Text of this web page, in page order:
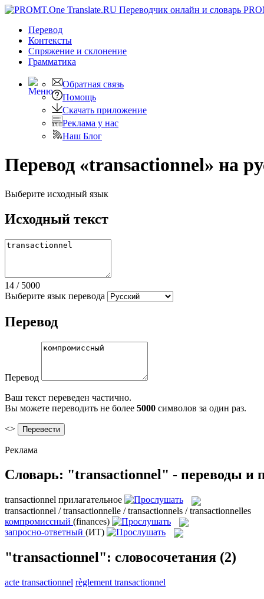
Перевод
Контексты
Спряжение и склонение
Грамматика
Обратная связь
Помощь
Скачать приложение
Реклама у нас
Наш Блог
Перевод «transactionnel» на
Выберите исходный язык
Исходный текст
14 / 5000
Выберите язык перевода
Перевод
Перевод
Ваш текст переведен частично.
Вы можете переводить не более 5000 символов за один раз.
<>
Реклама
Словарь: "transactionnel" - переводы и
transactionnel прилагательное
transactionnel / transactionnelle / transactionnels / transactionnelles
компромиссный (finances)
запросно-ответный (ИТ)
"transactionnel": словосочетания (2)
acte transactionnel règlement transactionnel